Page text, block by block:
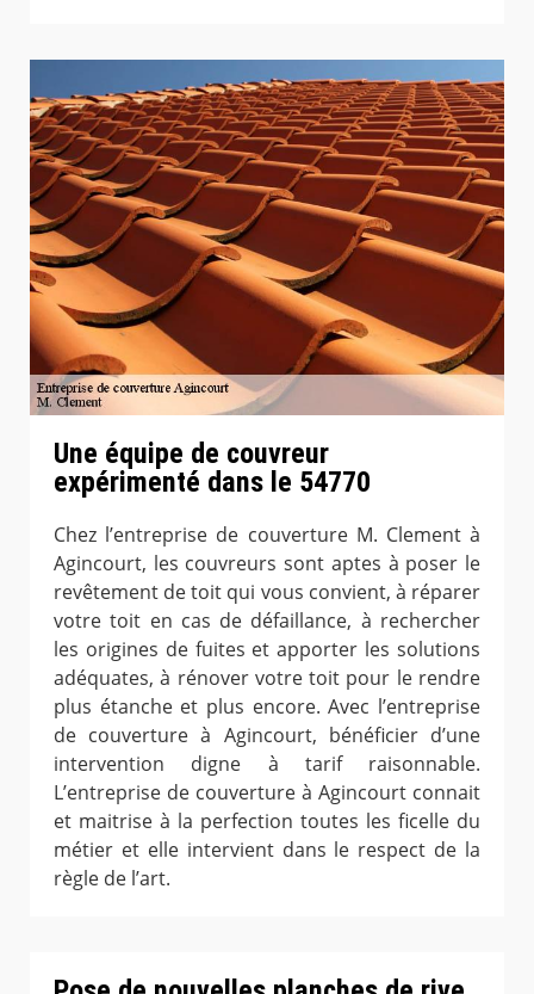
Une équipe de couvreur
expérimenté dans le 54770
Chez l’entreprise de couverture M. Clement à
Agincourt, les couvreurs sont aptes à poser le
revêtement de toit qui vous convient, à réparer
votre toit en cas de défaillance, à rechercher
les origines de fuites et apporter les solutions
adéquates, à rénover votre toit pour le rendre
plus étanche et plus encore. Avec l’entreprise
de couverture à Agincourt, bénéficier d’une
intervention digne à tarif raisonnable.
L’entreprise de couverture à Agincourt connait
et maitrise à la perfection toutes les ficelle du
métier et elle intervient dans le respect de la
règle de l’art.